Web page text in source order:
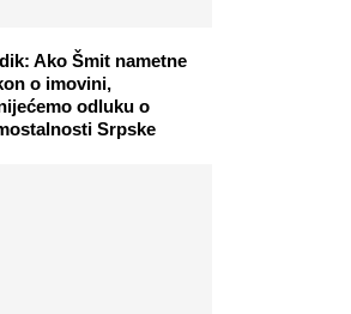
Ako Šmit nametne
o imovini,
odluku o
Srpske